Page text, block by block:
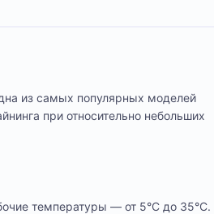
из самых популярных моделей
при относительно небольших
температуры — от 5°C до 35°C.